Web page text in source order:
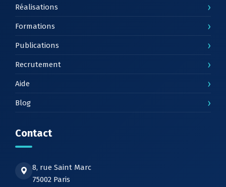
Réalisations ›
Formations ›
Publications ›
Recrutement ›
Aide ›
Blog ›
Contact
8, rue Saint Marc
75002 Paris